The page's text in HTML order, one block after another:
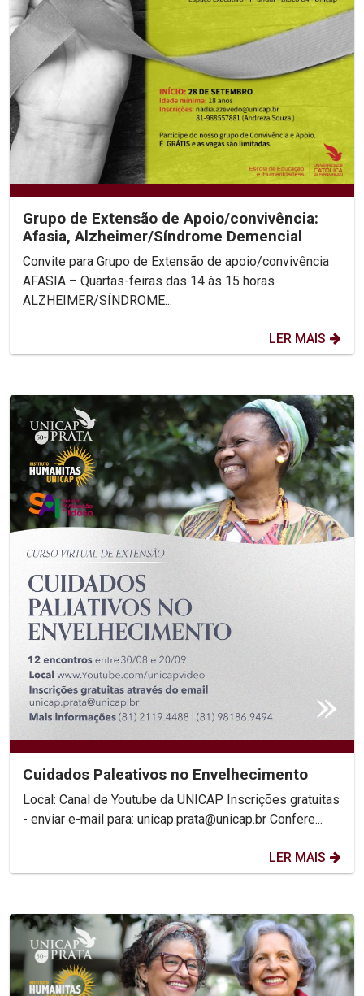
Grupo de Extensão de Apoio/convivência:
Afasia, Alzheimer/Síndrome Demencial
Convite para Grupo de Extensão de apoio/convivência
AFASIA – Quartas-feiras das 14 às 15 horas
ALZHEIMER/SÍNDROME...
LER MAIS
Cuidados Paleativos no Envelhecimento
Local: Canal de Youtube da UNICAP Inscrições gratuitas
- enviar e-mail para: unicap.prata@unicap.br Confere...
LER MAIS